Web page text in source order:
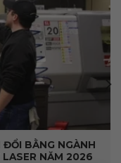
ĐỔI BẰNG NGÀNH
LASER NĂM 2026